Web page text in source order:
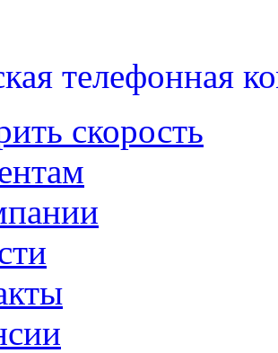
телефонная
скорость